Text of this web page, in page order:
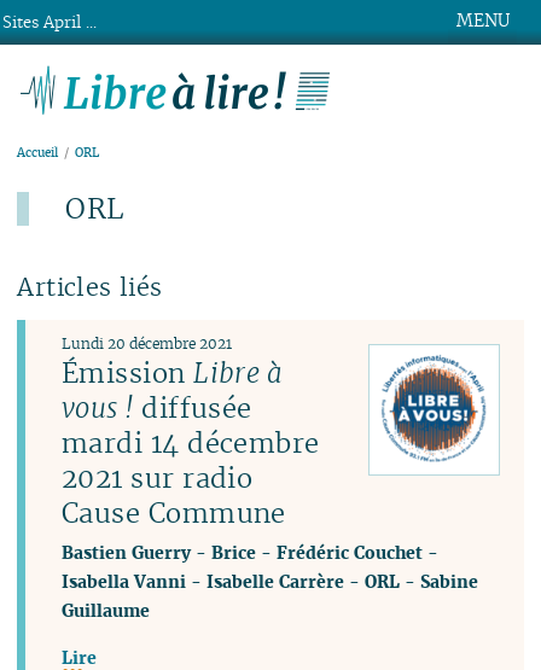
MENU
Accueil ORL
ORL
Articles liés
ÉmissionLibre à
vous ! diffusée
mardi 14 décembre
2021 sur radio
Cause Commune
Lundi 20 décembre 2021
Bastien Guerry-Brice -Frédéric Couchet -
Isabella Vanni -Isabelle Carrère -ORL -Sabine
Guillaume
Lire
Sites April ...